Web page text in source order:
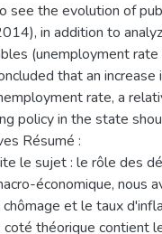
see the evolution of
in addition to
(unemployment
that an increase
rate, a
policy in the state
Résumé :
le sujet : le rôle des
économique, nous
et le taux
coté théorique contient